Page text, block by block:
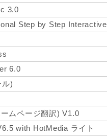
3.0
Step by Step Interactive
6.0
ル)
ムページ翻訳) V1.0
with HotMedia ライト